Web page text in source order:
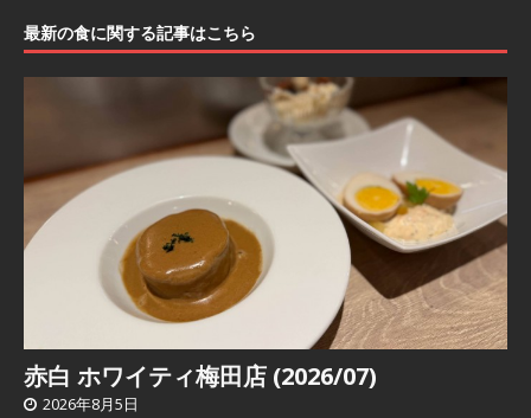
最新の食に関する記事はこちら
赤白 ホワイティ梅田店 (2026/07)
2026年8月5日